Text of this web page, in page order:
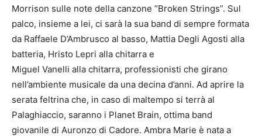
Morrison sulle note della canzone “Broken Strings”. Sul
palco, insieme a lei, ci sarà la sua band di sempre formata
da Raffaele D’Ambrusco al basso, Mattia Degli Agosti alla
batteria, Hristo Lepri alla chitarra e
Miguel Vanelli alla chitarra, professionisti che girano
nell’ambiente musicale da una decina d’anni. Ad aprire la
serata feltrina che, in caso di maltempo si terrà al
Palaghiaccio, saranno i Planet Brain, ottima band
giovanile di Auronzo di Cadore. Ambra Marie è nata a